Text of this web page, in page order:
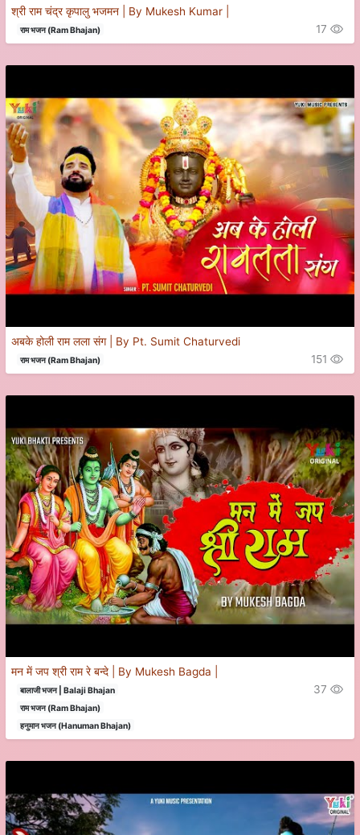
श्री राम चंद्र कृपालु भजमन | By Mukesh Kumar |
राम भजन (Ram Bhajan) 17
अबके होली राम लला संग | By Pt. Sumit Chaturvedi
राम भजन (Ram Bhajan) 151
मन में जप श्री राम रे बन्दे | By Mukesh Bagda |
बालाजी भजन | Balaji Bhajan
राम भजन (Ram Bhajan)
हनुमान भजन (Hanuman Bhajan)
37